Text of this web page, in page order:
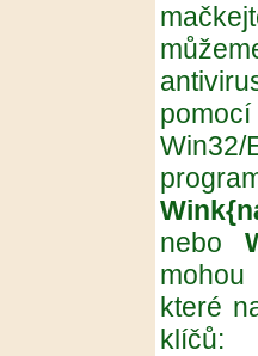
nebo
které
klíčů: